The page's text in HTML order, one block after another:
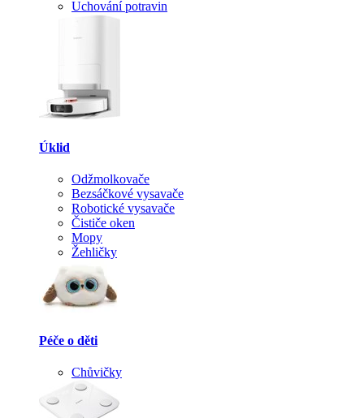
Uchování potravin
Úklid
Odžmolkovače
Bezsáčkové vysavače
Robotické vysavače
Čističe oken
Mopy
Žehličky
Péče o děti
Chůvičky